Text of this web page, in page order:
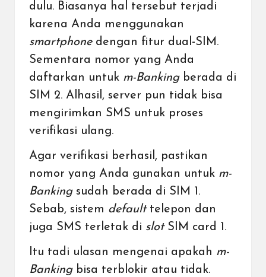
dulu. Biasanya hal tersebut terjadi
karena Anda menggunakan
smartphone dengan fitur dual-SIM.
Sementara nomor yang Anda
daftarkan untuk m-Banking berada di
SIM 2. Alhasil, server pun tidak bisa
mengirimkan SMS untuk proses
verifikasi ulang.
Agar verifikasi berhasil, pastikan
nomor yang Anda gunakan untuk m-
Banking sudah berada di SIM 1.
Sebab, sistem default telepon dan
juga SMS terletak di slot SIM card 1.
Itu tadi ulasan mengenai apakah m-
Banking bisa terblokir atau tidak.